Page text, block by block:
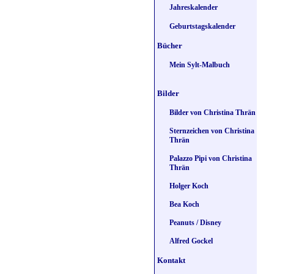
Jahreskalender
Geburtstagskalender
Bücher
Mein Sylt-Malbuch
Bilder
Bilder von Christina Thrän
Sternzeichen von Christina
Thrän
Palazzo Pipi von Christina
Thrän
Holger Koch
Bea Koch
Peanuts / Disney
Alfred Gockel
Kontakt